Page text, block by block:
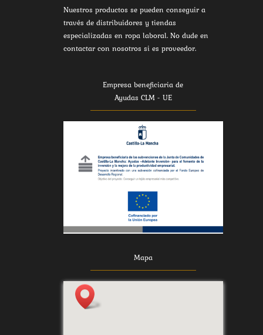
Nuestros productos se pueden conseguir a
través de distribuidores y tiendas
especializadas en ropa laboral. No dude en
contactar con nosotros si es proveedor.
Empresa beneficiaria de
Ayudas CLM - UE
Mapa